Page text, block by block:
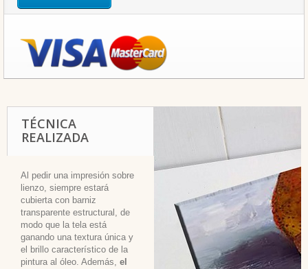
TÉCNICA
REALIZADA
Al pedir una impresión sobre
lienzo, siempre estará
cubierta con barniz
transparente estructural, de
modo que la tela está
ganando una textura única y
el brillo característico de la
pintura al óleo. Además, el